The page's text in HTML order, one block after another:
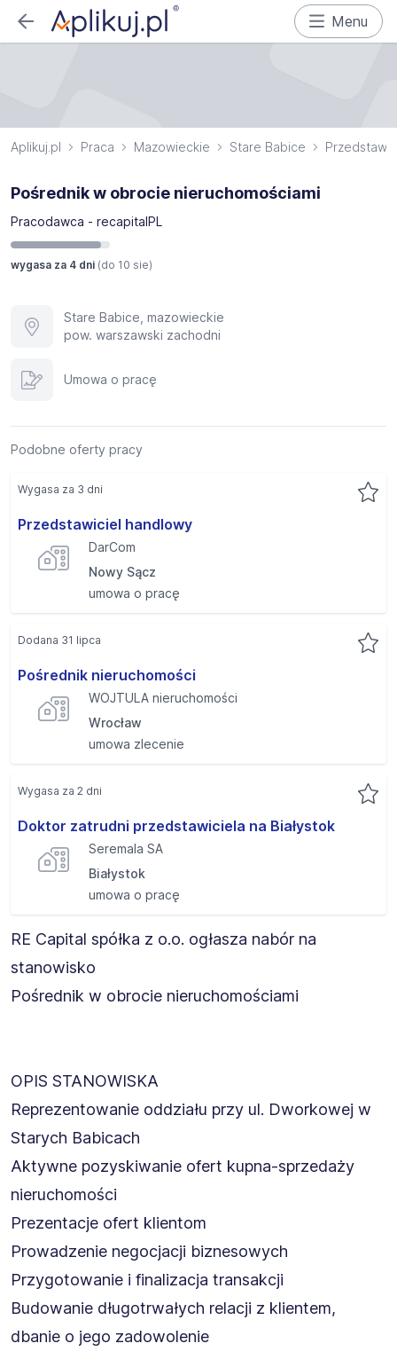
Menu
Aplikuj.pl Praca Mazowieckie Stare Babice
Pośrednik w obrocie nieruchomościami
Pracodawca - recapitalPL
wygasa za 4 dni (do 10 sie)
Stare Babice, mazowieckie
pow. warszawski zachodni
Umowa o pracę
Podobne oferty pracy
Przedstawiciel handlowy
DarCom
Nowy Sącz
umowa o pracę
Wygasa za 3 dni
Pośrednik nieruchomości
WOJTULA nieruchomości
Wrocław
umowa zlecenie
Dodana 31 lipca
Doktor zatrudni przedstawiciela na Białystok
Seremala SA
Białystok
umowa o pracę
Wygasa za 2 dni
RE Capital spółka z o.o. ogłasza nabór na
stanowisko
Pośrednik w obrocie nieruchomościami
OPIS STANOWISKA
Reprezentowanie oddziału przy ul. Dworkowej w
Starych Babicach
Aktywne pozyskiwanie ofert kupna-sprzedaży
nieruchomości
Prezentacje ofert klientom
Prowadzenie negocjacji biznesowych
Przygotowanie i finalizacja transakcji
Budowanie długotrwałych relacji z klientem,
dbanie o jego zadowolenie